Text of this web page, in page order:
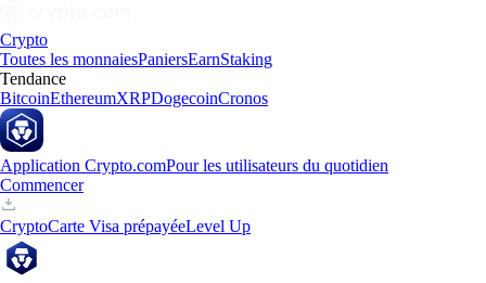
Crypto
Toutes les monnaiesPaniersEarnStaking
Tendance
BitcoinEthereumXRPDogecoinCronos
Application Crypto.comPour les utilisateurs du quotidien
Commencer
CryptoCarte Visa prépayéeLevel Up